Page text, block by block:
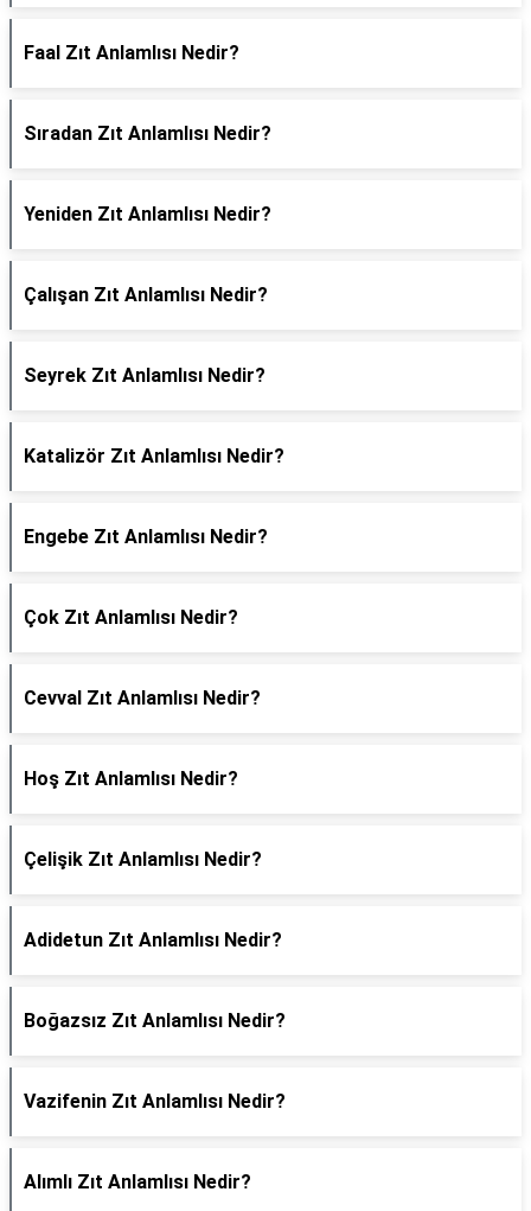
Faal Zıt Anlamlısı Nedir?
Sıradan Zıt Anlamlısı Nedir?
Yeniden Zıt Anlamlısı Nedir?
Çalışan Zıt Anlamlısı Nedir?
Seyrek Zıt Anlamlısı Nedir?
Katalizör Zıt Anlamlısı Nedir?
Engebe Zıt Anlamlısı Nedir?
Çok Zıt Anlamlısı Nedir?
Cevval Zıt Anlamlısı Nedir?
Hoş Zıt Anlamlısı Nedir?
Çelişik Zıt Anlamlısı Nedir?
Adidetun Zıt Anlamlısı Nedir?
Boğazsız Zıt Anlamlısı Nedir?
Vazifenin Zıt Anlamlısı Nedir?
Alımlı Zıt Anlamlısı Nedir?